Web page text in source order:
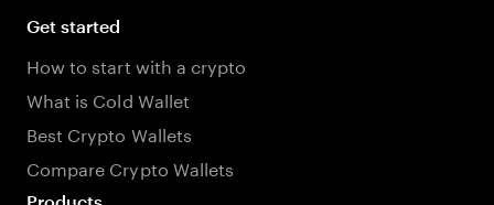
Get started
How to start with a crypto
What is Cold Wallet
Best Crypto Wallets
Compare Crypto Wallets